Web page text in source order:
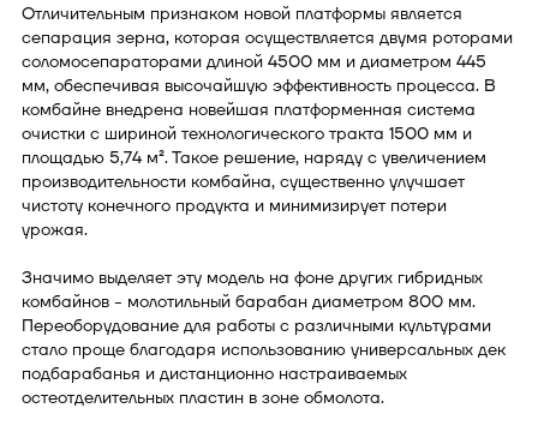
Отличительным признаком новой платформы является
сепарация зерна, которая осуществляется двумя роторами
соломосепараторами длиной 4500 мм и диаметром 445
мм, обеспечивая высочайшую эффективность процесса. В
комбайне внедрена новейшая платформенная система
очистки с шириной технологического тракта 1500 мм и
площадью 5,74 м². Такое решение, наряду с увеличением
производительности комбайна, существенно улучшает
чистоту конечного продукта и минимизирует потери
урожая.
Значимо выделяет эту модель на фоне других гибридных
комбайнов - молотильный барабан диаметром 800 мм.
Переоборудование для работы с различными культурами
стало проще благодаря использованию универсальных дек
подбарабанья и дистанционно настраиваемых
остеотделительных пластин в зоне обмолота.